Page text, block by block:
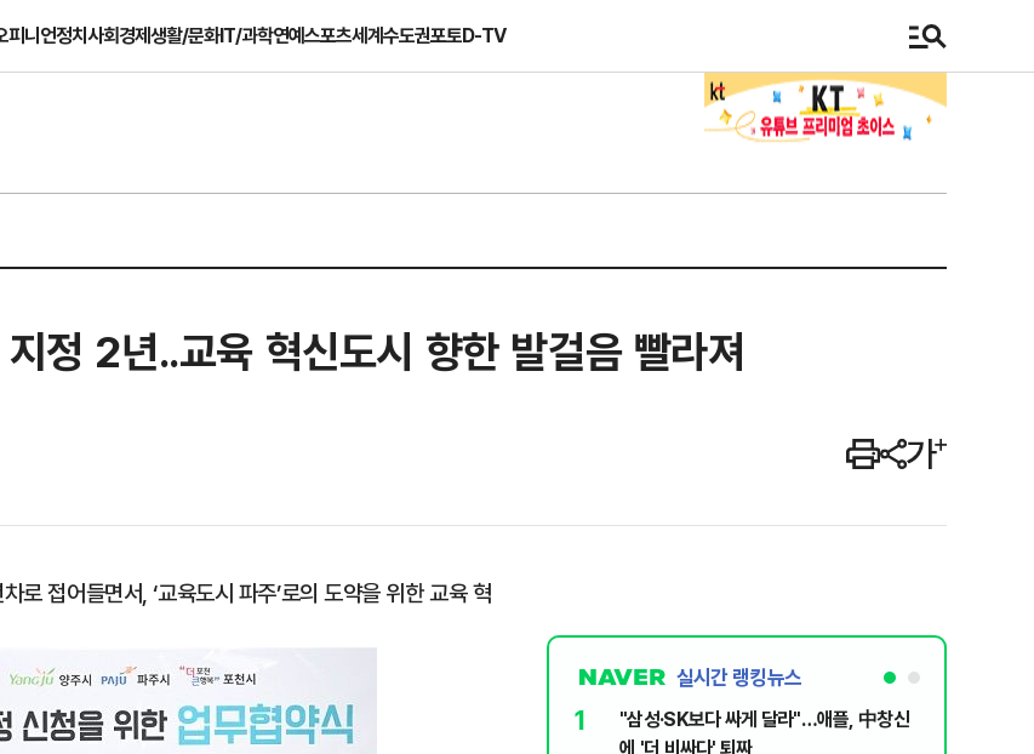
피니언정치사회경제생활/문화IT/과학연예스포츠세계수도권포토D-TV
정 2년..교육 혁신도시 향한 발걸음 빨라져
접어들면서, ‘교육도시 파주’로의 도약을 위한 교육 혁
실시간 랭킹뉴스
1
"삼성·SK보다 싸게 달라"…애플, 中창신
에 '더 비싸다' 퇴짜